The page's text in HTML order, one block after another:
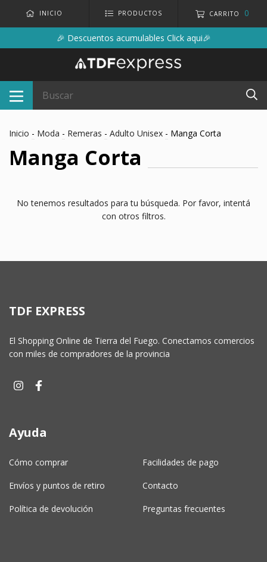
INICIO PRODUCTOS CARRITO 0
🎉 Descuentos acumulables Click aqui🎉
Inicio - Moda - Remeras - Adulto Unisex - Manga Corta
Manga Corta
No tenemos resultados para tu búsqueda. Por favor, intentá
con otros filtros.
TDF EXPRESS
El Shopping Online de Tierra del Fuego. Conectamos comercios
con miles de compradores de la provincia
Ayuda
Cómo comprar Facilidades de pago
Envíos y puntos de retiro Contacto
Política de devolución Preguntas frecuentes